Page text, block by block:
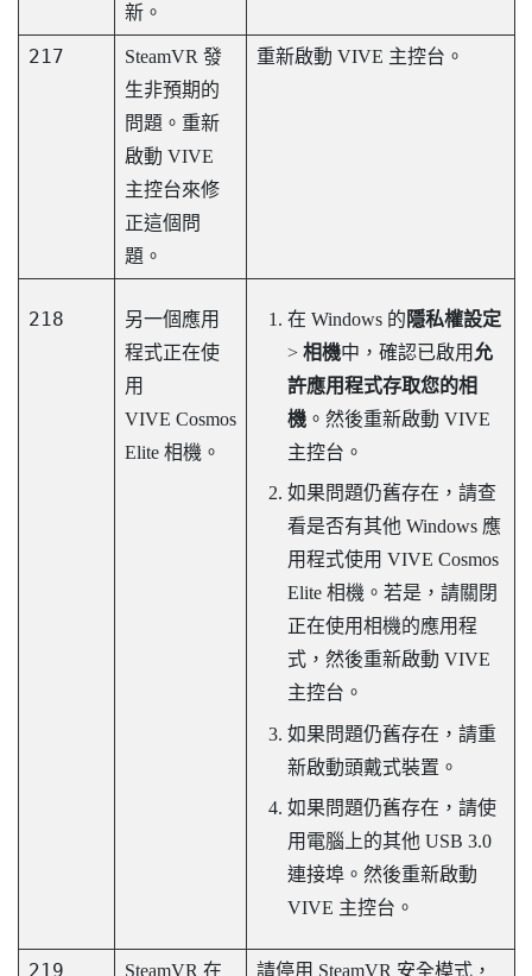
新。
217 SteamVR 發
生非預期的
問題。重新
啟動 VIVE
主控台來修
正這個問
題。
重新啟動 VIVE 主控台 。
218
另一個應用
程式正在使
用
VIVE Cosmos
Elite 相機。
在 Windows的 隱私權設定
> 相機中，確認已啟用 允
許應用程式存取您的相
機。然後重新啟動 VIVE
主控台 。
如果問題仍舊存在，請查
看是否有其他 Windows應
用程式使用 VIVE Cosmos
Elite相機。若是，請關閉
正在使用相機的應用程
式，然後重新啟動 VIVE
主控台 。
如果問題仍舊存在，請重
新啟動頭戴式裝置。
如果問題仍舊存在，請使
用電腦上的其他 USB 3.0
連接埠。然後重新啟動
VIVE 主控台 。
219 SteamVR 在
請停用 SteamVR 安全模式，